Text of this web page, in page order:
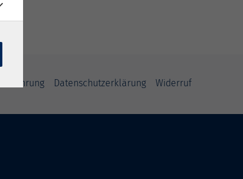
Datenschutzerklärung Widerruf